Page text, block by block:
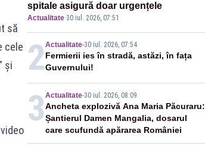
să
cele
și
spitale asigură doar urgențele
Actualitate·30 iul. 2026, 07:51
2Actualitate-30 iul. 2026, 07:54
Fermierii ies în stradă, astăzi, în fața
Guvernului!
3 Actualitate-30 iul. 2026, 08:09
Ancheta explozivă Ana Maria Păcuraru:
Șantierul Damen Mangalia, dosarul
care scufundă apărarea României